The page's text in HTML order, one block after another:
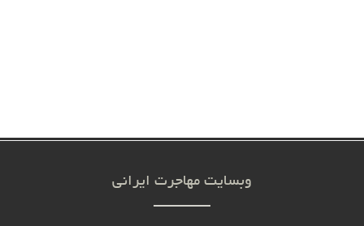
وبسایت مهاجرت ایرانی